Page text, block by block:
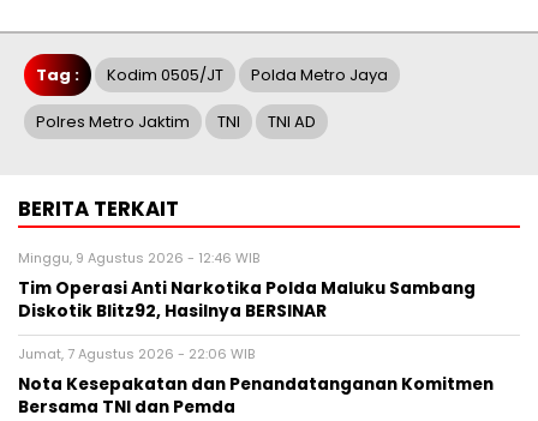
Tag : Kodim 0505/JT Polda Metro Jaya
Polres Metro Jaktim TNI TNI AD
BERITA TERKAIT
Minggu, 9 Agustus 2026 - 12:46 WIB
Tim Operasi Anti Narkotika Polda Maluku Sambang
Diskotik Blitz92, Hasilnya BERSINAR
Jumat, 7 Agustus 2026 - 22:06 WIB
Nota Kesepakatan dan Penandatanganan Komitmen
Bersama TNI dan Pemda